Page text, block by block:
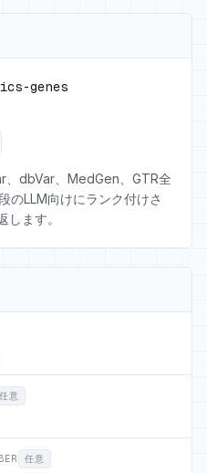
genes
、dbVar、MedGen、GTR全
のLLM向けにランク付けさ
します。
任意
任意